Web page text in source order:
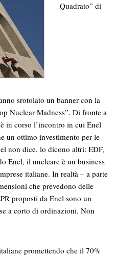
Quadrato” di
srotolato un banner con la
Nuclear Madness”. Di fronte a
in corso l’incontro in cui Enel
un ottimo investimento per le
non dice, lo dicono altri: EDF,
Enel, il nucleare è un business
italiane. In realtà – a parte
che prevedono delle
proposti da Enel sono un
a corto di ordinazioni. Non
promettendo che il 70%